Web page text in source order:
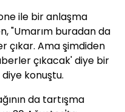
ile bir anlaşma
"Umarım buradan da
çıkar. Ama şimdiden
çıkacak' diye bir
konuştu.
da tartışma